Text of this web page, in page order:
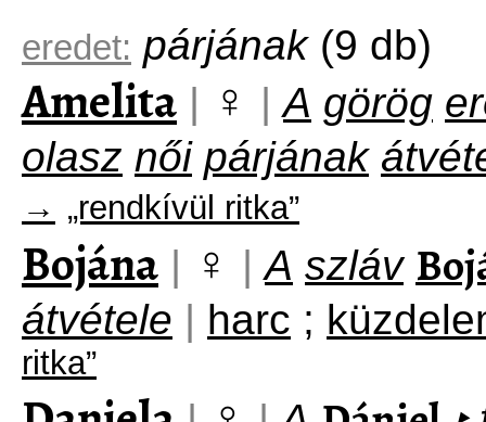
eredet: párjának(9 db)
Amelita | ♀ | A görög
olasz női párjának
→ „rendkívül ritka”
Bojána | ♀ | A szláv
átvétele | harc ;
ritka”